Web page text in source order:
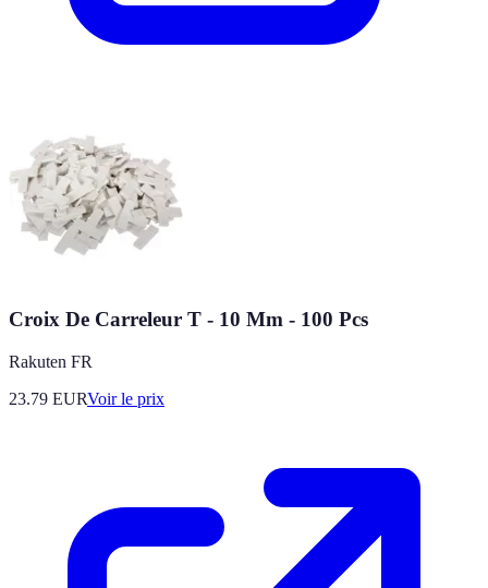
Croix De Carreleur T - 10 Mm - 100 Pcs
Rakuten FR
23.79 EURVoir le prix